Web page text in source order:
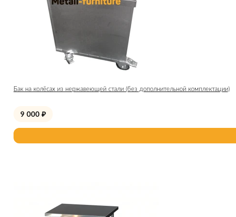
Бак на колёсах из нержавеющей стали (без дополнительной комплектации)
9 000 ₽